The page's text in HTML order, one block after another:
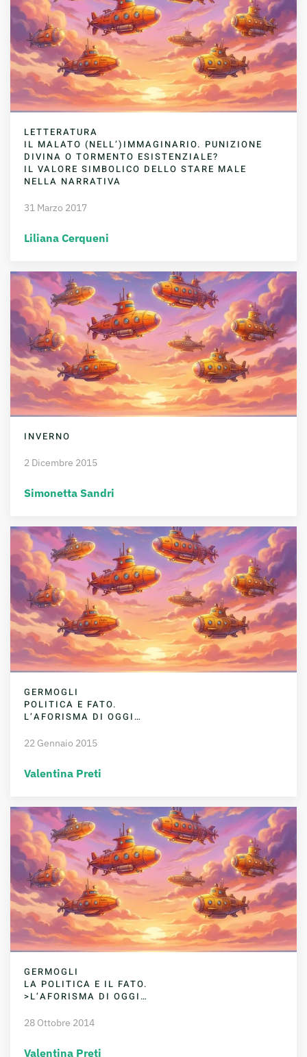
LETTERATURA
IL MALATO (NELL’)IMMAGINARIO. PUNIZIONE
DIVINA O TORMENTO ESISTENZIALE?
IL VALORE SIMBOLICO DELLO STARE MALE
NELLA NARRATIVA
31 Marzo 2017
Liliana Cerqueni
INVERNO
2 Dicembre 2015
Simonetta Sandri
GERMOGLI
POLITICA E FATO.
L’AFORISMA DI OGGI…
22 Gennaio 2015
Valentina Preti
GERMOGLI
LA POLITICA E IL FATO.
>L’AFORISMA DI OGGI…
28 Ottobre 2014
Valentina Preti